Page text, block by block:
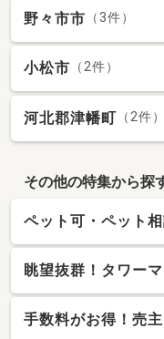
野々市市 （3件）
小松市 （2件）
河北郡津幡町 （2件）
その他の特集から探
ペット可・ペット
眺望抜群！タワー
手数料がお得！売